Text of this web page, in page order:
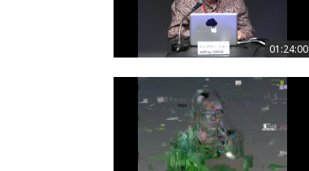
01:24:00